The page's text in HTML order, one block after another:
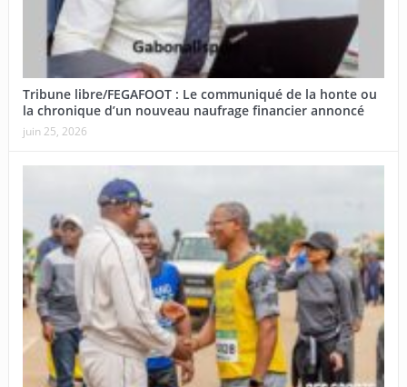
Tribune libre/FEGAFOOT : Le communiqué de la honte ou
la chronique d’un nouveau naufrage financier annoncé
juin 25, 2026